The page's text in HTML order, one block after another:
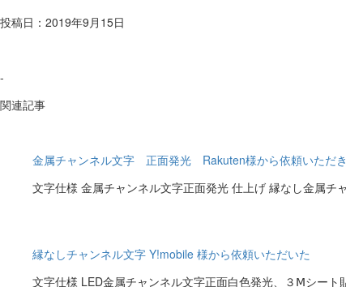
投稿日： 2019年9月15日
-
関連記事
金属チャンネル文字 正面発光 Rakuten様から依頼いただ
文字仕様 金属チャンネル文字正面発光 仕上げ 縁なし金属
縁なしチャンネル文字 Y!mobile 様から依頼いただいた
文字仕様 LED金属チャンネル文字正面白色発光、３Ⅿシー